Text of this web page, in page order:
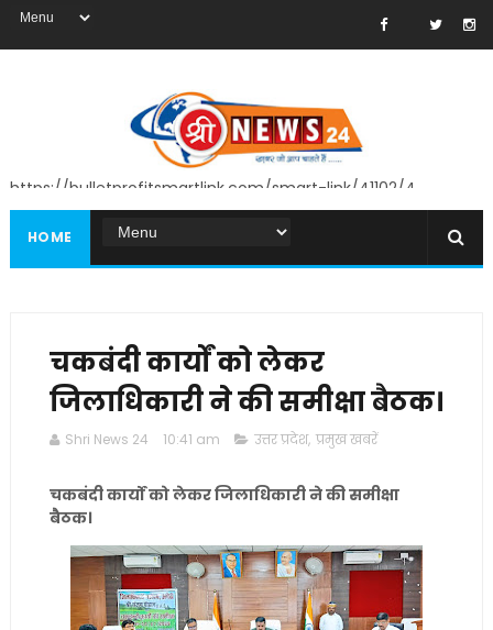
https://bulletprofitsmartlink.com/smart-link/41102/4
HOME
चकबंदी कार्यों को लेकर
जिलाधिकारी ने की समीक्षा बैठक।
Shri News 24 10:41 am उत्तर प्रदेश, प्रमुख खबरें
चकबंदी कार्यों को लेकर जिलाधिकारी ने की समीक्षा
बैठक।